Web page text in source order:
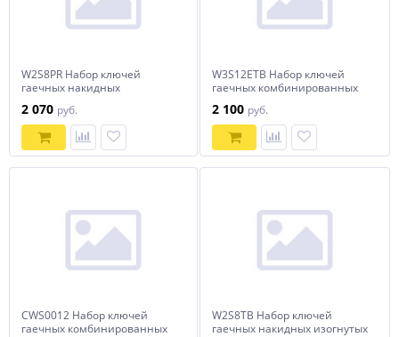
W2S8PR Набор ключей
гаечных накидных
держателе, 6-22 мм, 8
предметов
2 070 руб.
W3S12ETB Набор ключей
гаечных комбинированных
12 предметов EURO
2 100 руб.
CWS0012 Набор ключей
гаечных комбинированных
W2S8TB Набор ключей
гаечных накидных изогнутых